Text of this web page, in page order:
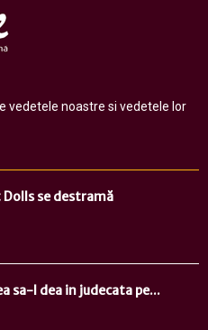
vedetele noastre si vedetele lor
Dolls se destramă
sa-l dea in judecata pe...